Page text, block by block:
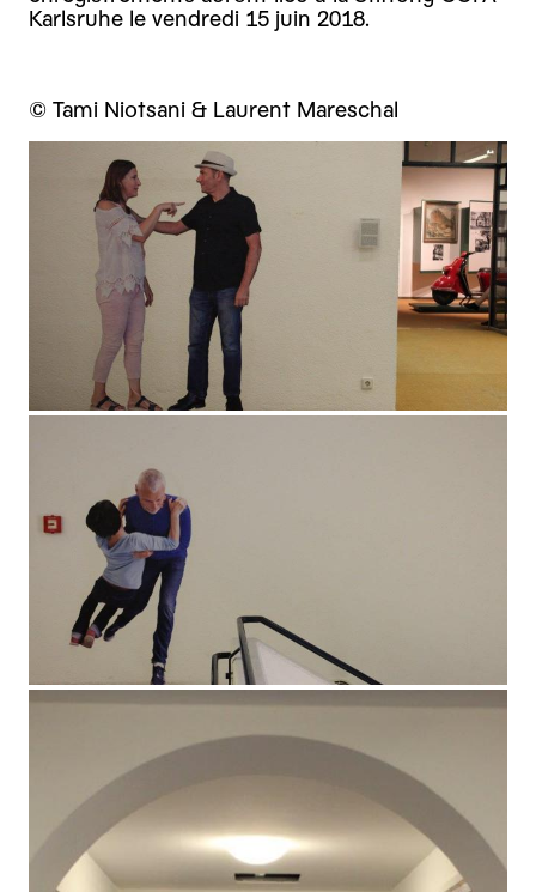
Karlsruhe le vendredi 15 juin 2018.
© Tami Niotsani & Laurent Mareschal